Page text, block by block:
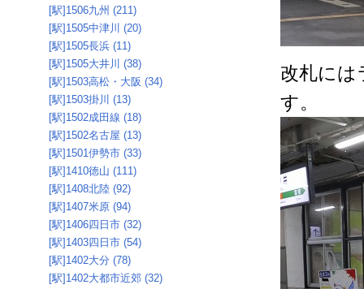
改札には
す。
[駅]1506九州 (211)
[駅]1505中津川 (20)
[駅]1505長浜 (11)
[駅]1505大井川 (38)
[駅]1503高松・大阪 (34)
[駅]1503掛川 (13)
[駅]1502成田線 (18)
[駅]1502名古屋 (13)
[駅]1501伊勢市 (33)
[駅]1410徳山 (111)
[駅]1408北陸 (92)
[駅]1407米原 (94)
[駅]1406四日市 (32)
[駅]1403四日市 (54)
[駅]1402大分 (78)
[駅]1402大都市近郊 (32)